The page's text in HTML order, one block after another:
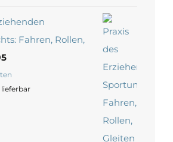
Fahren, Rollen,